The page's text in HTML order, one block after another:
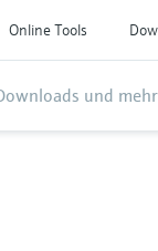
Online Tools